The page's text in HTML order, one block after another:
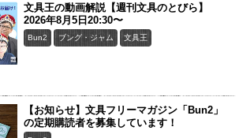
文具王の動画解説【週刊文具のとびら】
2026年8月5日20:30〜
Bun2 ブング・ジャム 文具王
【お知らせ】文具フリーマガジン「Bun2」
の定期購読者を募集しています！